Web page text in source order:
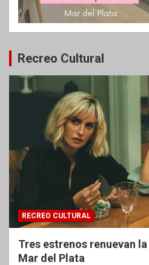
Recreo Cultural
RECREO CULTURAL
Tres estrenos renuevan
Mar del Plata